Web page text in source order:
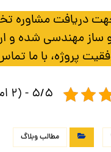
دریافت مشاوره
مهندسی شده و
پروژه، با ما
5/5 - (2 امتیاز)
مطالب وبلاگ